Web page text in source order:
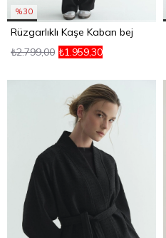
%30
Rüzgarlıklı Kaşe Kaban bej
₺1.959,30
₺2.799,00